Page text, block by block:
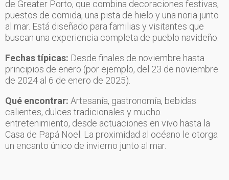
de Greater Porto, que combina decoraciones festivas,
puestos de comida, una pista de hielo y una noria junto
al mar. Está diseñado para familias y visitantes que
buscan una experiencia completa de pueblo navideño.
Fechas típicas: Desde finales de noviembre hasta
principios de enero (por ejemplo, del 23 de noviembre
de 2024 al 6 de enero de 2025).
Qué encontrar: Artesanía, gastronomía, bebidas
calientes, dulces tradicionales y mucho
entretenimiento, desde actuaciones en vivo hasta la
Casa de Papá Noel. La proximidad al océano le otorga
un encanto único de invierno junto al mar.